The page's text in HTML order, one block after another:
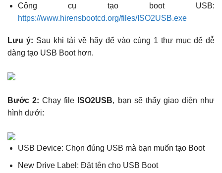
Công cụ tạo boot USB:
https://www.hirensbootcd.org/files/ISO2USB.exe
Lưu ý: Sau khi tải về hãy để vào cùng 1 thư mục để dễ
dàng tạo USB Boot hơn.
Bước 2:Chạy file ISO2USB, bạn sẽ thấy giao diện như
hình dưới:
USB Device: Chọn đúng USB mà bạn muốn tạo Boot
New Drive Label: Đặt tên cho USB Boot